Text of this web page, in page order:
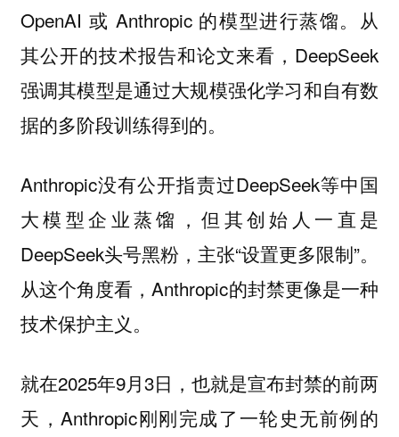
OpenAI 或 Anthropic 的模型进行蒸馏。从
其公开的技术报告和论文来看，DeepSeek
强调其模型是通过大规模强化学习和自有数
据的多阶段训练得到的。
Anthropic没有公开指责过DeepSeek等中国
大模型企业蒸馏，但其创始人一直是
DeepSeek头号黑粉，主张“设置更多限制”。
从这个角度看，Anthropic的封禁更像是一种
技术保护主义。
就在2025年9月3日，也就是宣布封禁的前两
天，Anthropic刚刚完成了一轮史无前例的